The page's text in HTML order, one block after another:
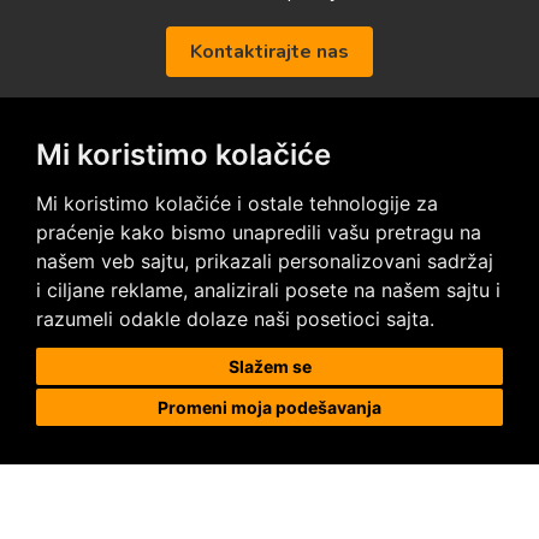
Mi koristimo kolačiće
Mi koristimo kolačiće i ostale tehnologije za
praćenje kako bismo unapredili vašu pretragu na
našem veb sajtu, prikazali personalizovani sadržaj
i ciljane reklame, analizirali posete na našem sajtu i
razumeli odakle dolaze naši posetioci sajta.
Slažem se
Promeni moja podešavanja
Kontaktirajte nas
Posetite nas na društvenim mrežama
Prodaja i ugradnja podnih obloga
Megapod d.o.o.